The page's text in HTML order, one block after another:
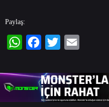
Paylaş: